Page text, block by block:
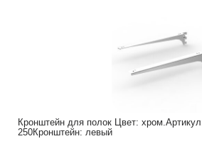
Кронштейн для полок Цвет:
250Кронштейн: левый